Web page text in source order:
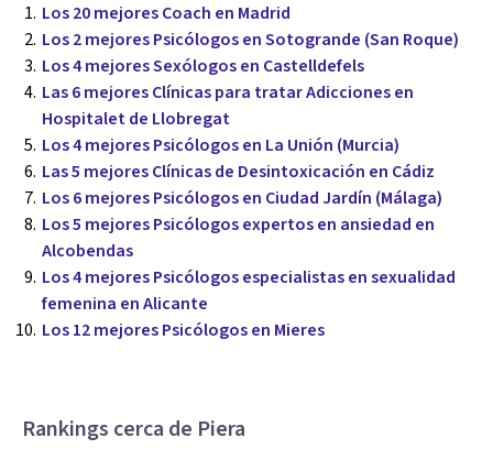
Los 20 mejores Coach en Madrid
Los 2 mejores Psicólogos en Sotogrande (San Roque)
Los 4 mejores Sexólogos en Castelldefels
Las 6 mejores Clínicas para tratar Adicciones en
Hospitalet de Llobregat
Los 4 mejores Psicólogos en La Unión (Murcia)
Las 5 mejores Clínicas de Desintoxicación en Cádiz
Los 6 mejores Psicólogos en Ciudad Jardín (Málaga)
Los 5 mejores Psicólogos expertos en ansiedad en
Alcobendas
Los 4 mejores Psicólogos especialistas en sexualidad
femenina en Alicante
Los 12 mejores Psicólogos en Mieres
Rankings cerca de Piera